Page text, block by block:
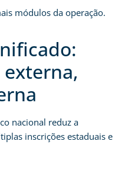
módulos da operação.
nacional reduz a
inscrições estaduais e